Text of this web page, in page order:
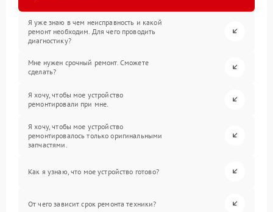
Я уже знаю в чем неисправность и какой
ремонт необходим. Для чего проводить
диагностику?
Мне нужен срочный ремонт. Сможете
сделать?
Я хочу, чтобы мое устройство
ремонтировали при мне.
Я хочу, чтобы мое устройство
ремонтировалось только оригинальными
запчастями.
Как я узнаю, что мое устройство готово?
От чего зависит срок ремонта техники?